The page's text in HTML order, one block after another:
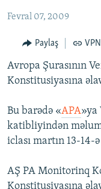
qayıt
#ƏSLINDƏ
FƏRQƏ BAX
QANUNI DOĞRU
ARAŞDIRMA
MULTIMEDIA
VIDEO
İNFOQRAFIKA
RADIO ARXIV
AZƏRBAYCAN
MISSIYAMIZ
BIZI IZLƏ
Fevral 07, 2009
Paylaş
Avropa Şurasının
Konstitusiyasına
Bu barədə «APA»ya
katibliyindən
iclası martın 13-14-
AŞ PA Monitorinq
Konstitusiyasına